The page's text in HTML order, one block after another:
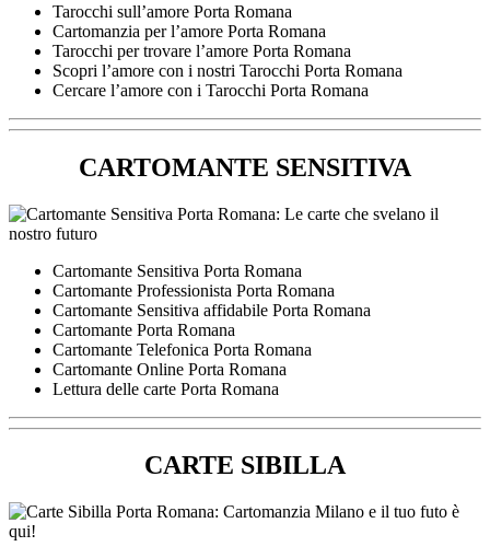
Tarocchi sull’amore Porta Romana
Cartomanzia per l’amore Porta Romana
Tarocchi per trovare l’amore Porta Romana
Scopri l’amore con i nostri Tarocchi Porta Romana
Cercare l’amore con i Tarocchi Porta Romana
CARTOMANTE SENSITIVA
Cartomante Sensitiva Porta Romana
Cartomante Professionista Porta Romana
Cartomante Sensitiva affidabile Porta Romana
Cartomante Porta Romana
Cartomante Telefonica Porta Romana
Cartomante Online Porta Romana
Lettura delle carte Porta Romana
CARTE SIBILLA